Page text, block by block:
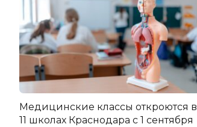
Медицинские классы откроются в
11 школах Краснодара с 1 сентября